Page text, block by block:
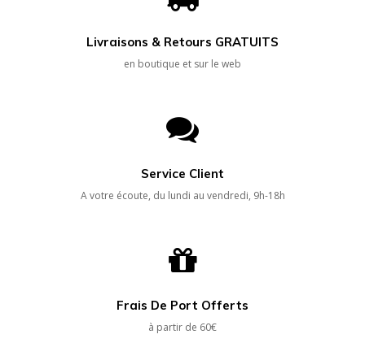
Livraisons & Retours GRATUITS
en boutique et sur le web
Service Client
A votre écoute, du lundi au vendredi, 9h-18h
Frais De Port Offerts
à partir de 60€